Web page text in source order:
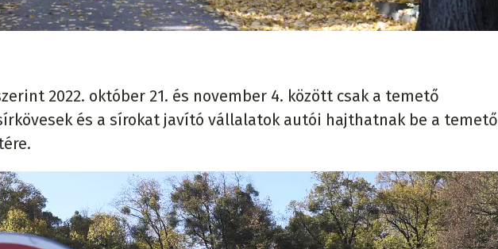
2022. október 21. és november 4. között csak a temető
és a sírokat javító vállalatok autói hajthatnak be a temető